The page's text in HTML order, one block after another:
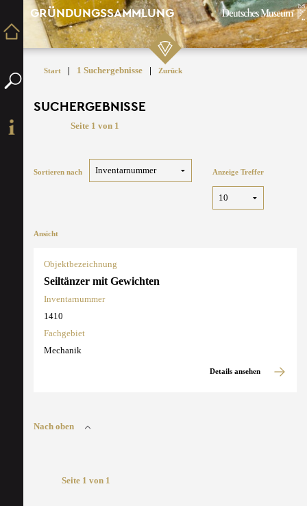
GRÜNDUNGSSAMMLUNG
Start | 1 Suchergebnisse | Zurück
SUCHERGEBNISSE
Seite 1 von 1
Sortieren nach Anzeige Treffer
Ansicht
Objektbezeichnung
Seiltänzer mit Gewichten
Inventarnummer
1410
Fachgebiet
Mechanik
Details ansehen
Nach oben
Seite 1 von 1